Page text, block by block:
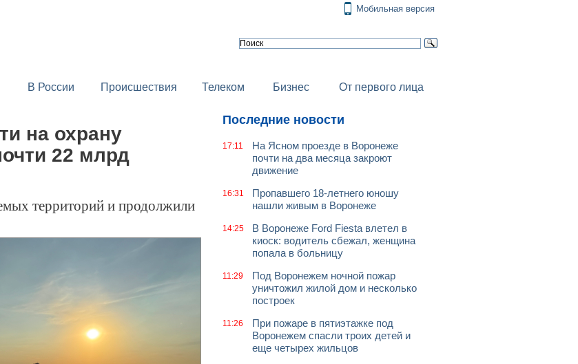
Мобильная версия
В России Происшествия Телеком Бизнес От первого лица
на охрану
22 млрд
территорий и продолжили
Последние новости
17:11
На Ясном проезде в Воронеже
почти на два месяца закроют
движение
16:31
Пропавшего 18-летнего юношу
нашли живым в Воронеже
14:25
В Воронеже Ford Fiesta влетел в
киоск: водитель сбежал, женщина
попала в больницу
11:29
Под Воронежем ночной пожар
уничтожил жилой дом и несколько
построек
11:26
При пожаре в пятиэтажке под
Воронежем спасли троих детей и
еще четырех жильцов